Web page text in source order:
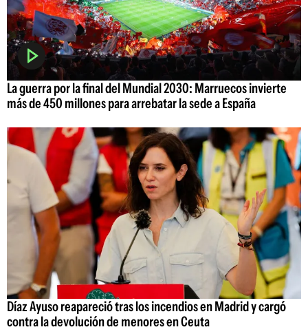
La guerra por la final del Mundial 2030: Marruecos invierte
más de 450 millones para arrebatar la sede a España
Díaz Ayuso reapareció tras los incendios en Madrid y cargó
contra la devolución de menores en Ceuta